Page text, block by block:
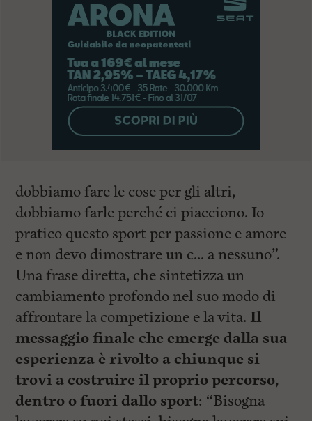
dobbiamo fare le cose per gli altri,
dobbiamo farle perché ci piacciono. Io
pratico questo sport per passione e amore
e non devo dimostrare un c… a nessuno”.
Una frase diretta, che sintetizza un
cambiamento profondo nel suo modo di
affrontare la competizione e la vita. Il
messaggio finale che emerge dalla sua
esperienza è rivolto a chiunque si
trovi a costruire il proprio percorso,
dentro o fuori dallo sport: “Bisogna